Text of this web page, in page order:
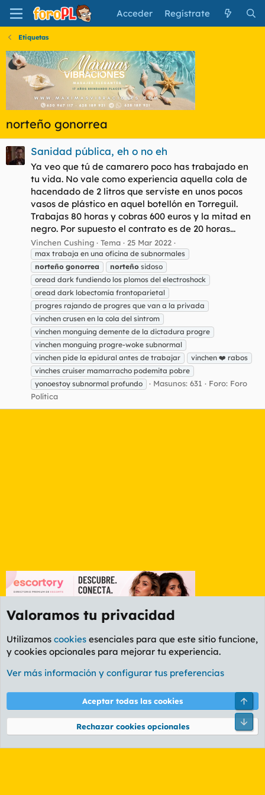
Acceder Regístrate
Etiquetas
norteño gonorrea
Sanidad pública, eh o no eh
Ya veo que tú de camarero poco has trabajado en
tu vida. No vale como experiencia aquella cola de
hacendado de 2 litros que serviste en unos pocos
vasos de plástico en aquel botellón en Torreguil.
Trabajas 80 horas y cobras 600 euros y la mitad en
negro. Por supuesto el contrato es de 20 horas...
Vinchen Cushing Tema 25 Mar 2022
max trabaja en una oficina de subnormales
norteño gonorrea norteño sidoso
oread dark fundiendo los plomos del electroshock
oread dark lobectomía frontoparietal
progres rajando de progres que van a la privada
vinchen crusen en la cola del sintrom
vinchen monguing demente de la dictadura progre
vinchen monguing progre-woke subnormal
vinchen pide la epidural antes de trabajar
vinchen ❤️ rabos
vinches cruiser mamarracho podemita pobre
yonoestoy subnormal profundo
Masunos: 631 Foro: Foro
Política
Etiquetas
Cookies
PL OLDSTYLE AMARILLO
Términos y reglas Política de privacidad Ayuda
Community platform by XenForo® © 2010-2026 XenForo Ltd.
Valoramos tu privacidad
Utilizamos cookies esenciales para que este sitio funcione,
y cookies opcionales para mejorar tu experiencia.
Ver más información y configurar tus preferencias
Aceptar todas las cookies
Rechazar cookies opcionales
Pie